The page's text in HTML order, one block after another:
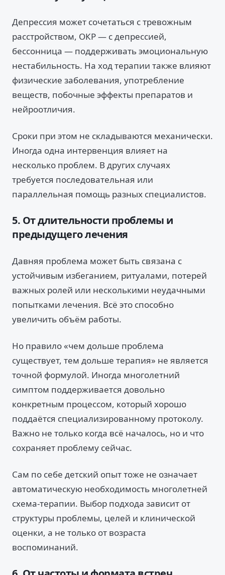
Депрессия может сочетаться с тревожным
расстройством, ОКР — с депрессией,
бессонница — поддерживать эмоциональную
нестабильность. На ход терапии также влияют
физические заболевания, употребление
веществ, побочные эффекты препаратов и
нейроотличия.
Сроки при этом не складываются механически.
Иногда одна интервенция влияет на
несколько проблем. В других случаях
требуется последовательная или
параллельная помощь разных специалистов.
5. От длительности проблемы и
предыдущего лечения
Давняя проблема может быть связана с
устойчивым избеганием, ритуалами, потерей
важных ролей или несколькими неудачными
попытками лечения. Всё это способно
увеличить объём работы.
Но правило «чем дольше проблема
существует, тем дольше терапия» не является
точной формулой. Иногда многолетний
симптом поддерживается довольно
конкретным процессом, который хорошо
поддаётся специализированному протоколу.
Важно не только когда всё началось, но и что
сохраняет проблему сейчас.
Сам по себе детский опыт тоже не означает
автоматическую необходимость многолетней
схема-терапии. Выбор подхода зависит от
структуры проблемы, целей и клинической
оценки, а не только от возраста
воспоминаний.